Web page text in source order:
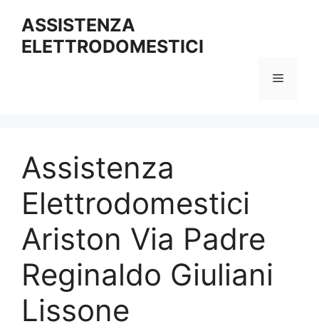
contenuto
ASSISTENZA
ELETTRODOMESTICI
Menu
Assistenza
Elettrodomestici
Ariston Via Padre
Reginaldo Giuliani
Lissone